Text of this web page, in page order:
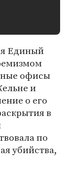
Единый
офисы
и
о его
в
по
убийства,